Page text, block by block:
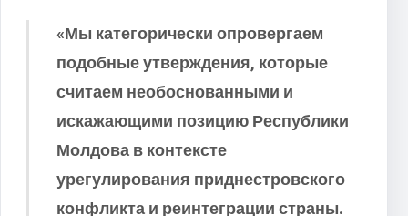
«Мы категорически опровергаем
подобные утверждения, которые
считаем необоснованными и
искажающими позицию Республики
Молдова в контексте
урегулирования приднестровского
конфликта и реинтеграции страны.